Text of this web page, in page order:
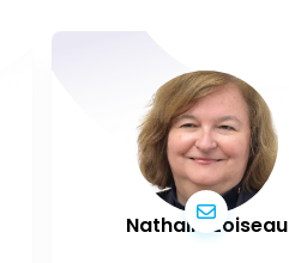
Nathalie Loiseau